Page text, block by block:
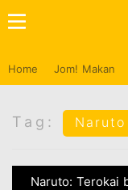
Home Jom! Makan
Tag: Naruto
Naruto: Terokai